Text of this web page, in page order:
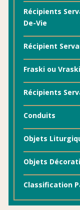
Récipients
De-Vie
Récipient
Fraski ou
Récipients
Conduits
Objets
Objets
Classification